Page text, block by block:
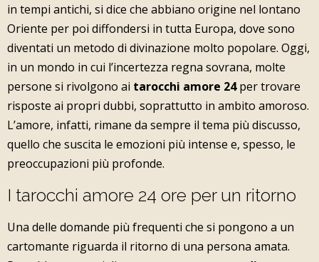
in tempi antichi, si dice che abbiano origine nel lontano
Oriente per poi diffondersi in tutta Europa, dove sono
diventati un metodo di divinazione molto popolare. Oggi,
in un mondo in cui l’incertezza regna sovrana, molte
persone si rivolgono ai tarocchi amore 24per trovare
risposte ai propri dubbi, soprattutto in ambito amoroso.
L’amore, infatti, rimane da sempre il tema più discusso,
quello che suscita le emozioni più intense e, spesso, le
preoccupazioni più profonde.
I tarocchi amore 24 ore per un ritorno
Una delle domande più frequenti che si pongono a un
cartomante riguarda il ritorno di una persona amata.